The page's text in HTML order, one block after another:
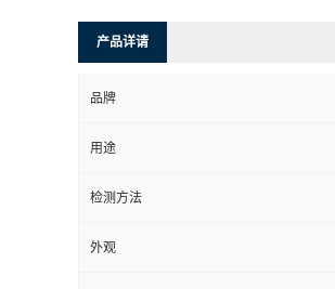
产品详请
品牌
用途
检测方法
外观